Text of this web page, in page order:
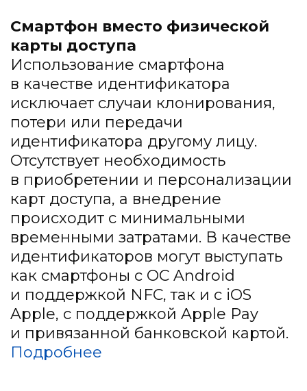
Смартфон вместо физической
карты доступа
Использование смартфона
в качестве идентификатора
исключает случаи клонирования,
потери или передачи
идентификатора другому лицу.
Отсутствует необходимость
в приобретении и персонализации
карт доступа, а внедрение
происходит с минимальными
временными затратами. В качестве
идентификаторов могут выступать
как смартфоны с ОС Android
и поддержкой NFC, так и с iOS
Apple, с поддержкой Apple Pay
и привязанной банковской картой.
Подробнее